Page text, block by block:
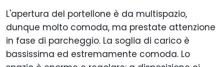
L'apertura del portellone è da multispazio,
dunque molto comoda, ma prestate attenzione
in fase di parcheggio. La soglia di carico è
bassissima ed estremamente comoda. Lo